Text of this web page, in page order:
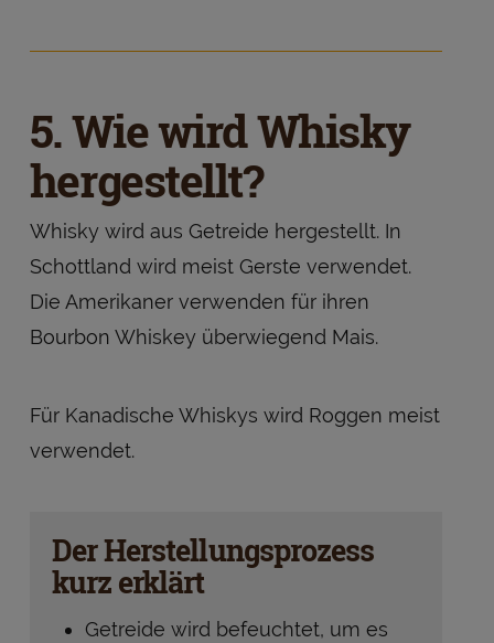
5. Wie wird Whisky
hergestellt?
Whisky wird aus Getreide hergestellt. In
Schottland wird meist Gerste verwendet.
Die Amerikaner verwenden für ihren
Bourbon Whiskey überwiegend Mais.
Für Kanadische Whiskys wird Roggen meist
verwendet.
Der Herstellungsprozess
kurz erklärt
Getreide wird befeuchtet, um es